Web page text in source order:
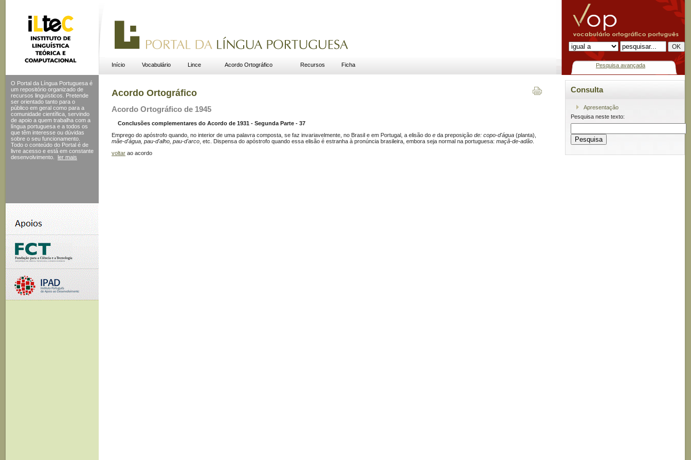
Início Vocabulário Lince Acordo Ortográfico Recursos Ficha Pesquisa avançada
O Portal da Língua Portuguesa é
um repositório organizado de
recursos linguísticos. Pretende
ser orientado tanto para o
público em geral como para a
comunidade científica, servindo
de apoio a quem trabalha com a
língua portuguesa e a todos os
que têm interesse ou dúvidas
sobre o seu funcionamento.
Todo o conteúdo do Portal é de
livre acesso e está em constante
desenvolvimento.
ler mais
Acordo Ortográfico
Acordo Ortográfico de 1945
Conclusões complementares do Acordo de 1931 - Segunda Parte - 37
Emprego do apóstrofo quando, no interior de uma palavra composta, se faz invariavelmente, no Brasil e em Portugal, a elisão do e da preposição de: copo-d'água (planta),
mãe-d'água, pau-d'alho, pau-d'arco , etc. Dispensa do apóstrofo quando essa elisão é estranha à pronúncia brasileira, embora seja normal na portuguesa: maçã-de-adão
voltar ao acordo
Consulta
Apresentação
Pesquisa neste texto: